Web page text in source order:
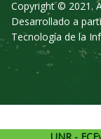
Copyright © 2021.
Desarrollado a
Tecnología de la